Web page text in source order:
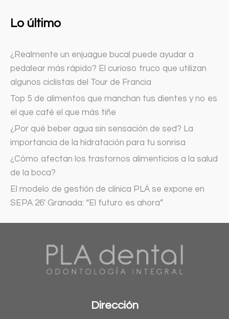
Lo último
¿Realmente un enjuague bucal puede ayudar a
pedalear más rápido? El curioso truco que utilizan
algunos ciclistas del Tour de Francia
Top 5 de alimentos que manchan tus dientes y no es
el que café el que más tiñe
¿Por qué beber agua sin sensación de sed? La
importancia de la hidratación para tu sonrisa
¿Cómo afectan los trastornos alimenticios a la salud
de la boca?
El modelo de gestión de clínica PLÁ se expone en
SEPA 26′ Granada: “El futuro es ahora”
Dirección